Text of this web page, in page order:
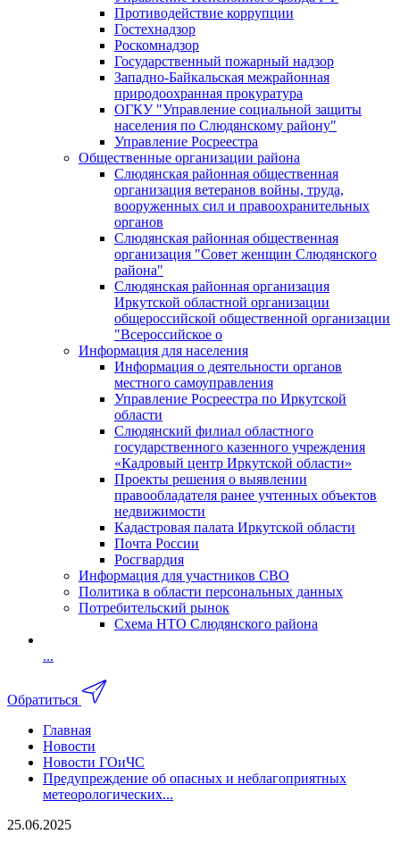
Противодействие коррупции
Гостехнадзор
Роскомнадзор
Государственный пожарный надзор
Западно-Байкальская межрайонная
природоохранная прокуратура
ОГКУ "Управление социальной защиты
населения по Слюдянскому району"
Управление Росреестра
Общественные организации района
Слюдянская районная общественная
организация ветеранов войны, труда,
вооруженных сил и правоохранительных
органов
Слюдянская районная общественная
организация "Совет женщин Слюдянского
района"
Слюдянская районная организация
Иркутской областной организации
общероссийской общественной организации
"Всероссийское о
Информация для населения
Информация о деятельности органов
местного самоуправления
Управление Росреестра по Иркутской
области
Слюдянский филиал областного
государственного казенного учреждения
«Кадровый центр Иркутской области»
Проекты решения о выявлении
правообладателя ранее учтенных объектов
недвижимости
Кадастровая палата Иркутской области
Почта России
Росгвардия
Информация для участников СВО
Политика в области персональных данных
Потребительский рынок
Схема НТО Слюдянского района
...
Обратиться
Главная
Новости
Новости ГОиЧС
Предупреждение об опасных и неблагоприятных
метеорологических...
25.06.2025